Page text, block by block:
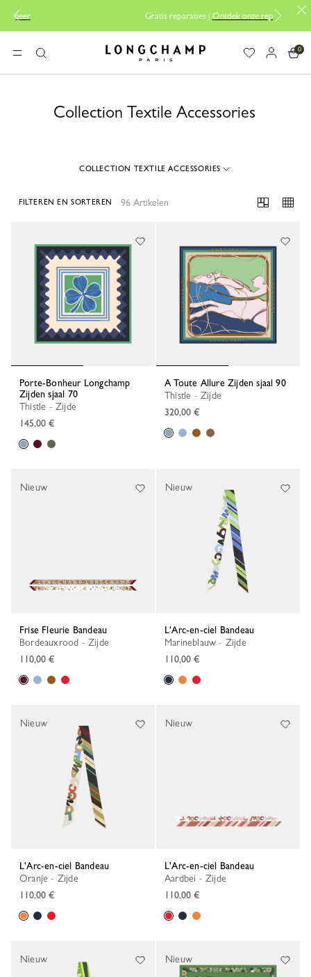
Gratis reparaties |Ontdek onze reparatieservice
MENUZoeken Longchamp - Home
0
Collection Textile Accessories
COLLECTION TEXTILE ACCESSORIES
96 Artikelen
FILTEREN EN SORTEREN
Porte-Bonheur Longchamp
Zijden sjaal 70
Thistle - Zijde
145,00 €
A Toute Allure Zijden sjaal 90
Thistle - Zijde
320,00 €
Frise Fleurie Bandeau
Bordeauxrood - Zijde
110,00 €
Nieuw
L'Arc-en-ciel Bandeau
Marineblauw - Zijde
110,00 €
Nieuw
L'Arc-en-ciel Bandeau
Oranje - Zijde
110,00 €
Nieuw
L'Arc-en-ciel Bandeau
Aardbei - Zijde
110,00 €
Nieuw
Nieuw Nieuw